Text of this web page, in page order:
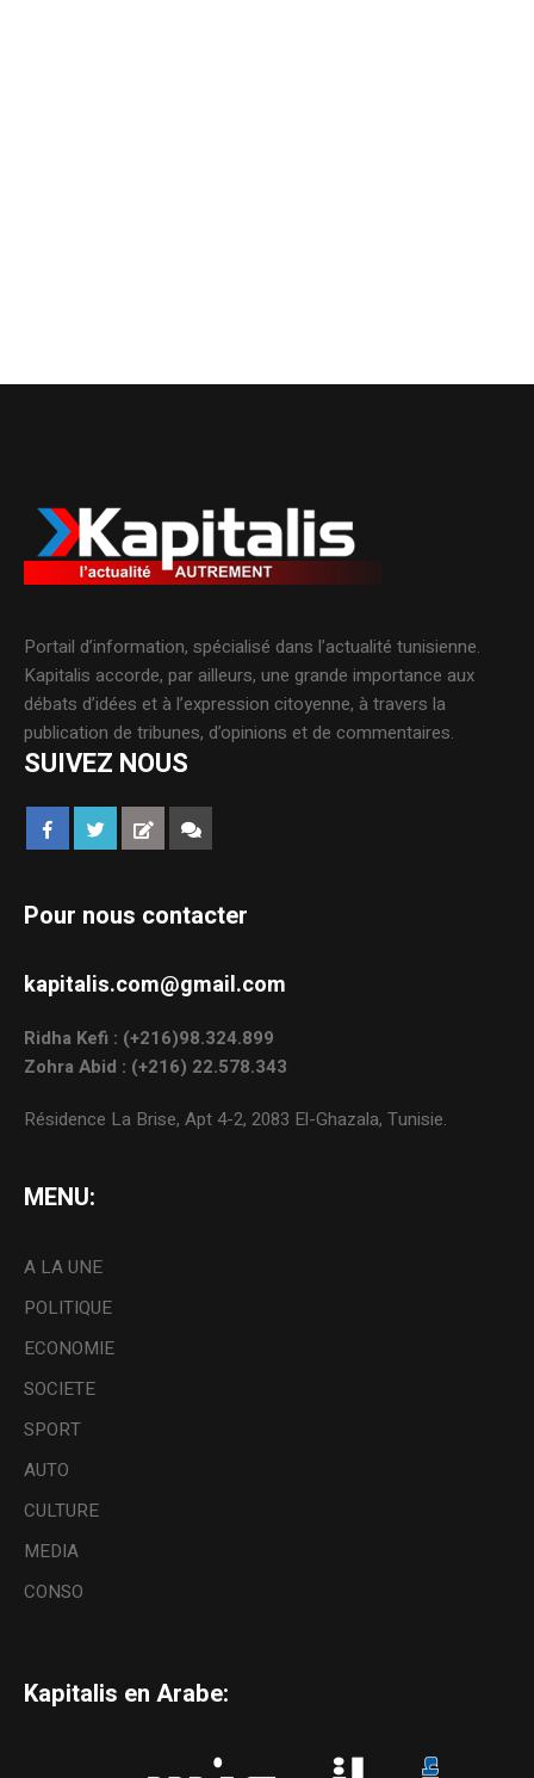
Portail d’information, spécialisé dans l’actualité tunisienne.
Kapitalis accorde, par ailleurs, une grande importance aux
débats d’idées et à l’expression citoyenne, à travers la
publication de tribunes, d’opinions et de commentaires.
SUIVEZ NOUS
Pour nous contacter
kapitalis.com@gmail.com
Ridha Kefi : (+216)98.324.899
Zohra Abid : (+216) 22.578.343
Résidence La Brise, Apt 4-2, 2083 El-Ghazala, Tunisie.
MENU:
A LA UNE
POLITIQUE
ECONOMIE
SOCIETE
SPORT
AUTO
CULTURE
MEDIA
CONSO
Kapitalis en Arabe: